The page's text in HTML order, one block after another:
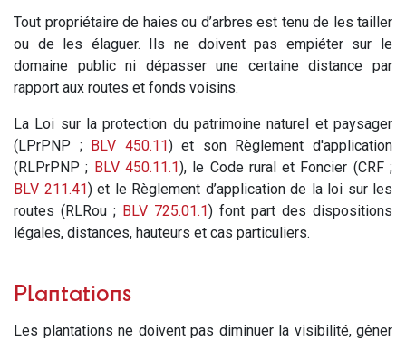
Tout propriétaire de haies ou d’arbres est tenu de les tailler
ou de les élaguer. Ils ne doivent pas empiéter sur le
domaine public ni dépasser une certaine distance par
rapport aux routes et fonds voisins.
La Loi sur la protection du patrimoine naturel et paysager
(LPrPNP ; BLV 450.11) et son Règlement d'application
(RLPrPNP ; BLV 450.11.1), le Code rural et Foncier (CRF ;
BLV 211.41) et le Règlement d’application de la loi sur les
routes (RLRou ; BLV 725.01.1) font part des dispositions
légales, distances, hauteurs et cas particuliers.
Plantations
Les plantations ne doivent pas diminuer la visibilité, gêner